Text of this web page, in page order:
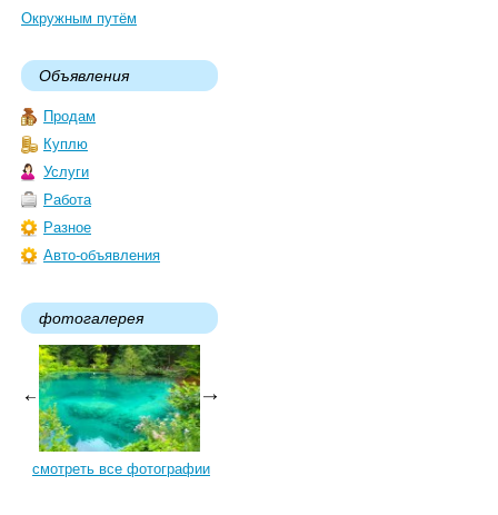
Окружным путём
Объявления
Продам
Куплю
Услуги
Работа
Разное
Авто-объявления
фотогалерея
смотреть все фотографии